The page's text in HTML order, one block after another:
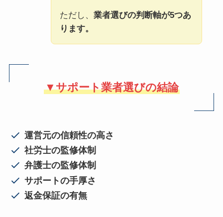
ただし、 業者選びの判断軸が5つあ
ります。
▼サポート業者選びの結論
運営元の信頼性の高さ
社労士の監修体制
弁護士の監修体制
サポートの手厚さ
返金保証の有無